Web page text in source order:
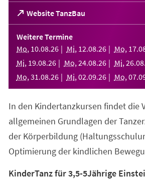
Website TanzBau
(Öffnet
in
einem
neuen
Tab)
Weitere Termine
Mo, 10.08.26 Mi, 12.08.26 Mo, 17.
Mi, 19.08.26 Mo, 24.08.26 Mi, 26.08.
Mo, 31 .08.26 Mi, 02.09.26 Mo, 07.
In den Kindertanzkursen findet die
allgemeinen Grundlagen der
der Körperbildung
Optimierung der kindlichen
KinderTanz für 3,5-5Jährige